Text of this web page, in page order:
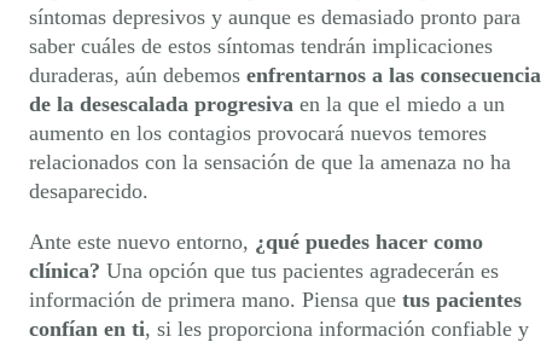
síntomas depresivos y aunque es demasiado pronto para
saber cuáles de estos síntomas tendrán implicaciones
duraderas, aún debemos enfrentarnos a las
de la desescalada progresiva en la que el miedo a un
aumento en los contagios provocará nuevos temores
relacionados con la sensación de que la amenaza no ha
desaparecido.
Ante este nuevo entorno, ¿qué puedes hacer como
clínica? Una opción que tus pacientes agradecerán es
información de primera mano. Piensa que tus pacientes
confían en ti, si les proporciona información confiable y